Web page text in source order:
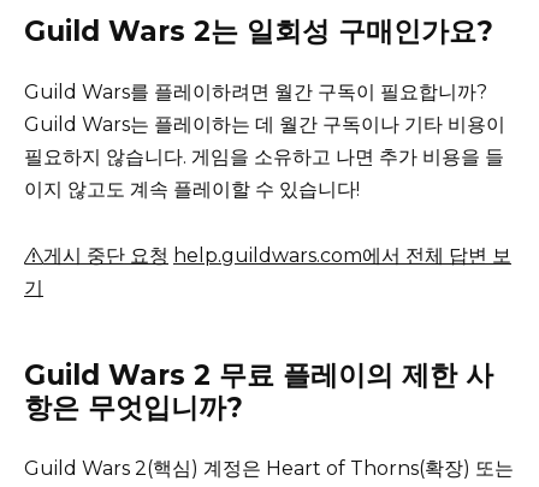
Guild Wars 2는 일회성 구매인가요?
Guild Wars를 플레이하려면 월간 구독이 필요합니까?
Guild Wars는 플레이하는 데 월간 구독이나 기타 비용이
필요하지 않습니다. 게임을 소유하고 나면 추가 비용을 들
이지 않고도 계속 플레이할 수 있습니다!
게시 중단 요청 help.guildwars.com에서 전체 답변 보
기
Guild Wars 2 무료 플레이의 제한 사
항은 무엇입니까?
Guild Wars 2(핵심) 계정은 Heart of Thorns(확장) 또는